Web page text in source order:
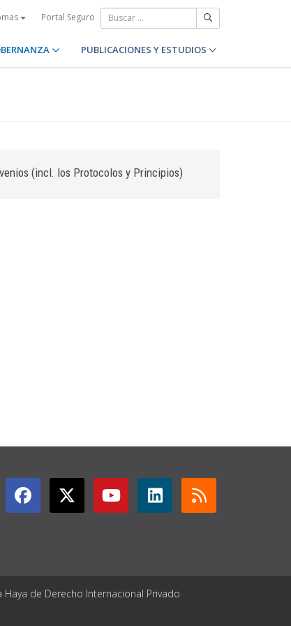
Portal Seguro
PUBLICACIONES Y ESTUDIOS
(incl. los Protocolos y Principios)
de Derecho Internacional Privado